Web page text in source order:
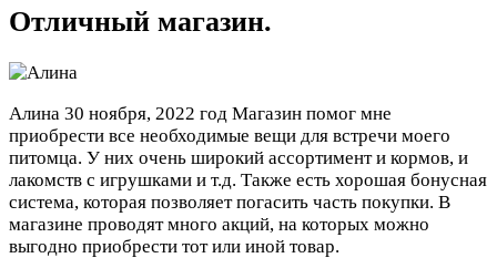
Отличный магазин.
Алина 30 ноября, 2022 год Магазин помог мне
приобрести все необходимые вещи для встречи моего
питомца. У них очень широкий ассортимент и кормов, и
лакомств с игрушками и т.д. Также есть хорошая бонусная
система, которая позволяет погасить часть покупки. В
магазине проводят много акций, на которых можно
выгодно приобрести тот или иной товар.